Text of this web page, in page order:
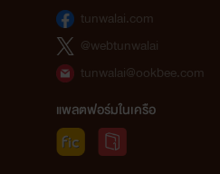
tunwalai.com
@webtunwalai
tunwalai@ookbee.com
แพลตฟอร์มในเครือ